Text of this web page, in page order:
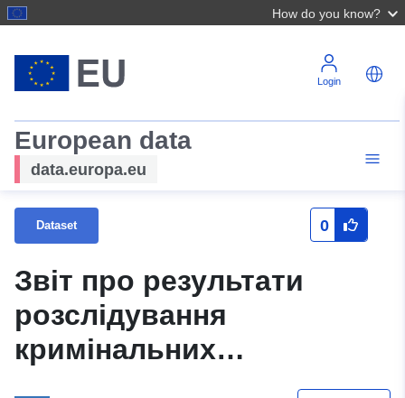
How do you know?
Login
European data
data.europa.eu
Dataset 0
Звіт про результати
розслідування
кримінальних